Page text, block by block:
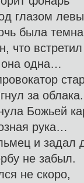
глазом
была
что
одна…
за облака.
Божьей
рука…
и задал
не забыл.
не скоро,